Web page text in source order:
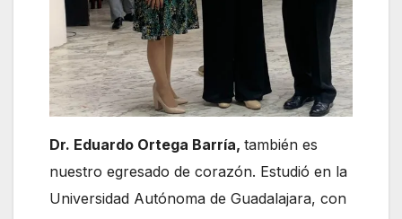
Dr. Eduardo Ortega Barría, también es
nuestro egresado de corazón. Estudió en la
Universidad Autónoma de Guadalajara, con